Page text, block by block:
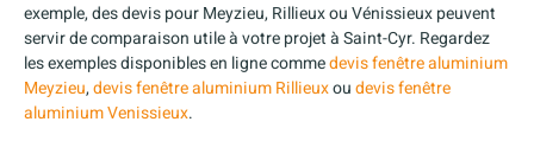
exemple, des devis pour Meyzieu, Rillieux ou Vénissieux peuvent
servir de comparaison utile à votre projet à Saint-Cyr. Regardez
les exemples disponibles en ligne commedevis fenêtre aluminium
Meyzieu,devis fenêtre aluminium Rillieuxoudevis fenêtre
aluminium Venissieux.